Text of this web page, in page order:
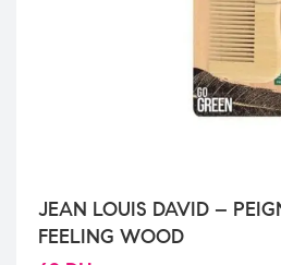
JEAN LOUIS DAVID –
FEELING WOOD